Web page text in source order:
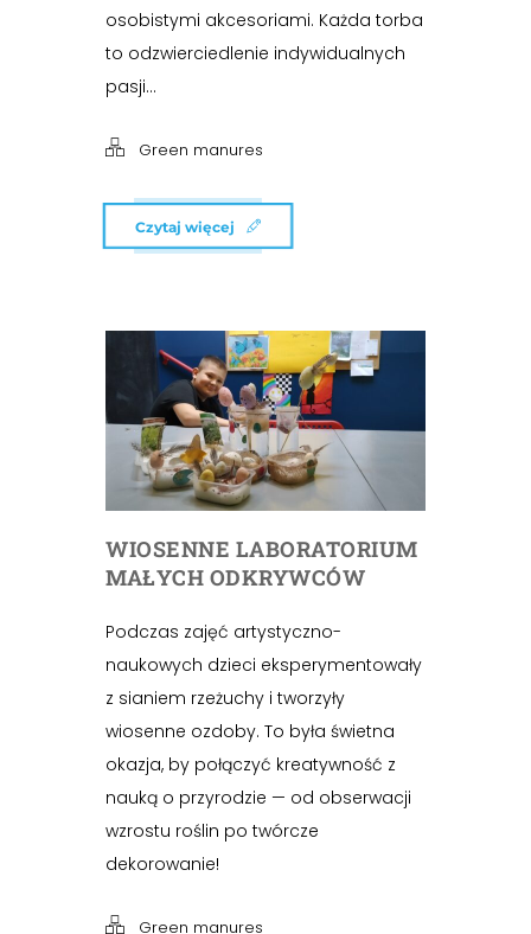
osobistymi akcesoriami. Każda torba
to odzwierciedlenie indywidualnych
pasji...
Green manures
Czytaj więcej
WIOSENNE LABORATORIUM
MAŁYCH ODKRYWCÓW
Podczas zajęć artystyczno-
naukowych dzieci eksperymentowały
z sianiem rzeżuchy i tworzyły
wiosenne ozdoby. To była świetna
okazja, by połączyć kreatywność z
nauką o przyrodzie — od obserwacji
wzrostu roślin po twórcze
dekorowanie!
Green manures